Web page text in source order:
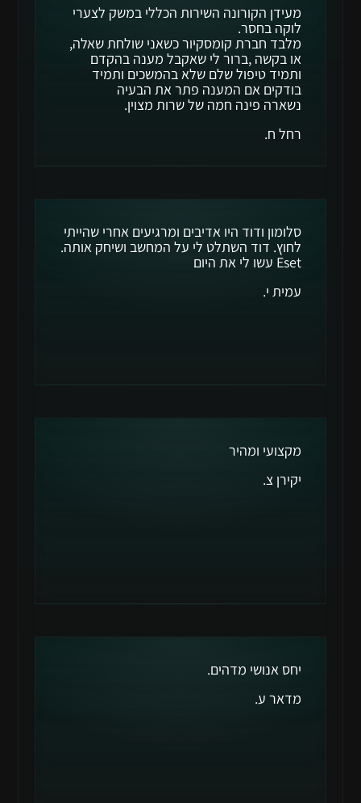
מעידן הקורונה השירות הכללי במשק לצערי
לוקה בחסר.
מלבד חברת קומסקיור כשאני שולחת שאלה,
או בקשה ,ברור לי שאקבל מענה בהקדם
ותמיד טיפול שלם שלא בהמשכים ותמיד
בודקים אם המענה פתר את הבעיה
נשארה פינה חמה של שרות מצוין.
רחל ח.
סלומון ודוד היו אדיבים ומרגיעים אחרי שהייתי
לחוץ. דוד השתלט לי על המחשב ושיחק אותה.
Eset עשו לי את היום
עמית י.
מקצועי ומהיר
יקירן צ.
יחס אנושי מדהים.
מדאר ע.